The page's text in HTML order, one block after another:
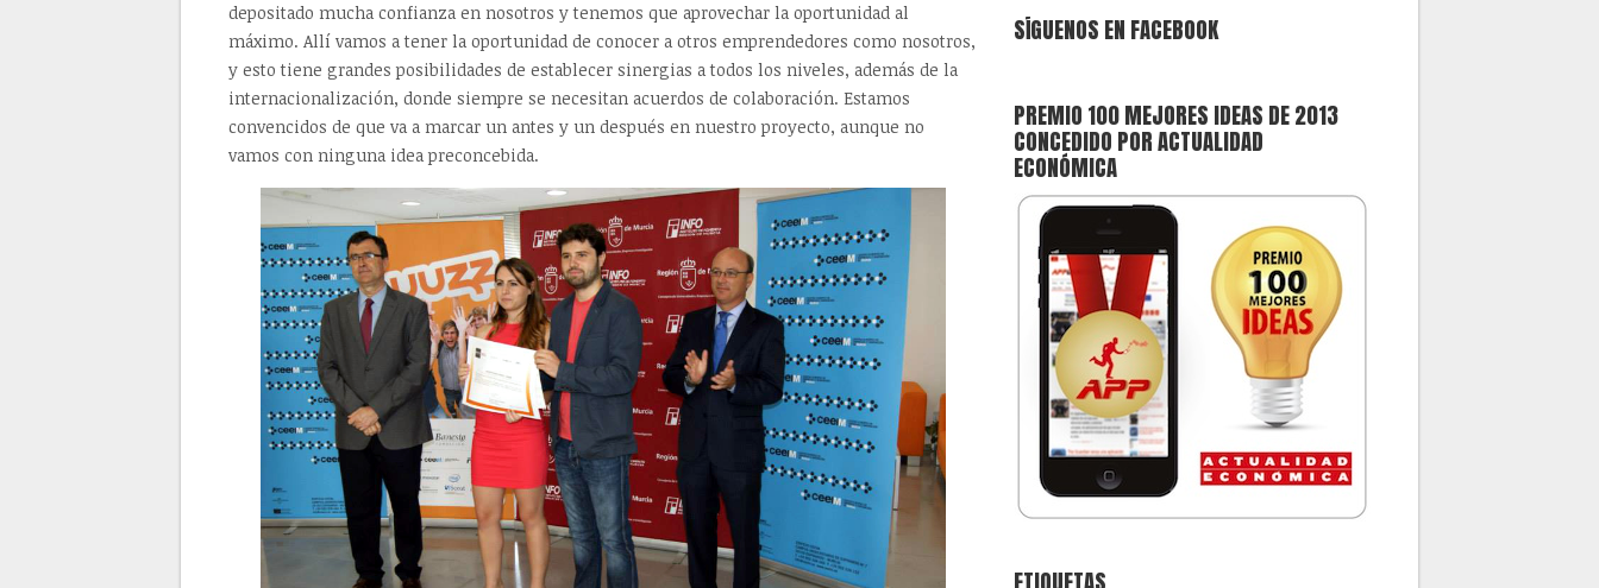
depositado mucha confianza en nosotros y tenemos que aprovechar la oportunidad al
máximo. Allí vamos a tener la oportunidad de conocer a otros emprendedores como nosotros,
y esto tiene grandes posibilidades de establecer sinergias a todos los niveles, además de la
internacionalización, donde siempre se necesitan acuerdos de colaboración. Estamos
convencidos de que va a marcar un antes y un después en nuestro proyecto, aunque no
vamos con ninguna idea preconcebida.
SÍGUENOS EN FACEBOOK
PREMIO 100 MEJORES IDEAS DE 2013
CONCEDIDO POR ACTUALIDAD
ECONÓMICA